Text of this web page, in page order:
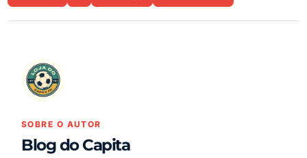
SOBRE O AUTOR
Blog do Capita